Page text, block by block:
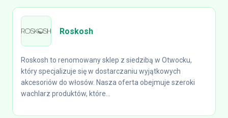
Roskosh
Roskosh to renomowany sklep z siedzibą w Otwocku,
który specjalizuje się w dostarczaniu wyjątkowych
akcesoriów do włosów. Nasza oferta obejmuje szeroki
wachlarz produktów, które...